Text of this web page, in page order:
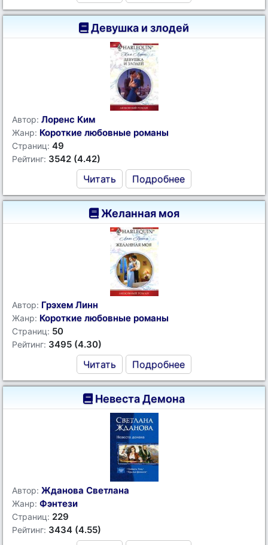
Девушка и злодей
Автор: Лоренс Ким
Жанр: Короткие любовные романы
Страниц: 49
Рейтинг: 3542 (4.42)
Читать Подробнее
Желанная моя
Автор: Грэхем Линн
Жанр: Короткие любовные романы
Страниц: 50
Рейтинг: 3495 (4.30)
Читать Подробнее
Невеста Демона
Автор: Жданова Светлана
Жанр: Фэнтези
Страниц: 229
Рейтинг: 3434 (4.55)